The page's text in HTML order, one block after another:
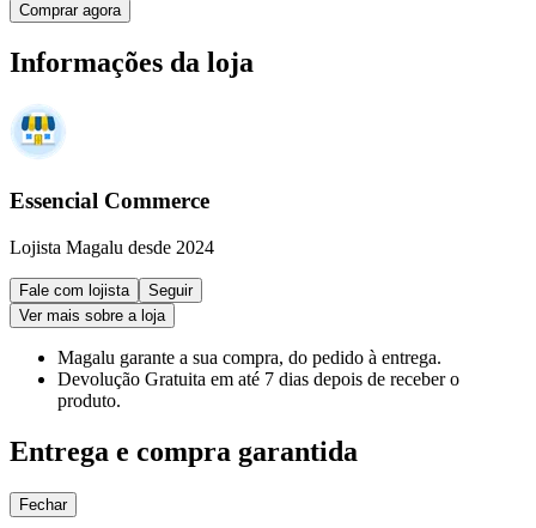
Comprar agora
Informações da loja
Essencial Commerce
Lojista Magalu desde 2024
Fale com lojista
Seguir
Ver mais sobre a loja
Magalu garante a sua compra, do pedido à entrega.
Devolução Gratuita em até 7 dias depois de receber o
produto.
Entrega e compra garantida
Fechar